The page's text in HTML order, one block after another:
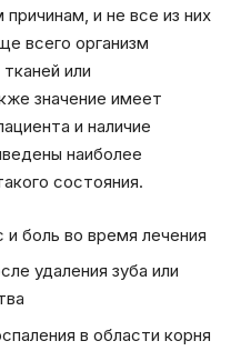
и не все из них
всего организм
или
значение имеет
и наличие
наиболее
состояния.
и боль во время лечения
удаления зуба или
в области корня